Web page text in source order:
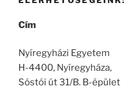
Cím
Nyíregyházi Egyetem
H-4400, Nyíregyháza,
Sóstói út 31/B. B-épület